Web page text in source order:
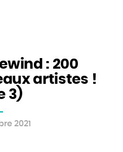
: 200
artistes !
3)
2021